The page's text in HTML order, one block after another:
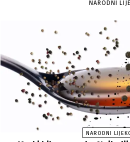
NARODNI
NARODNI